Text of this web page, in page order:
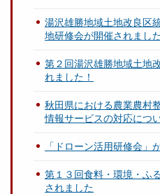
湯沢雄勝地域土地改良区
地研修会が開催されまし
第２回湯沢雄勝地域土地
れました！
秋田県における農業農村
情報サービスの対応につ
「ドローン活用研修会」
第１３回食料・環境・ふ
されました